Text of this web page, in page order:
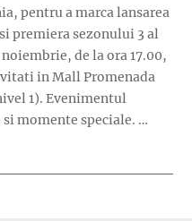
pentru a marca lansarea
premiera sezonului 3 al
de la ora 17.00,
in Mall Promenada
1). Evenimentul
momente speciale. …